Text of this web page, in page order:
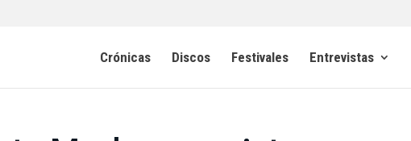
Crónicas Discos Festivales Entrevistas